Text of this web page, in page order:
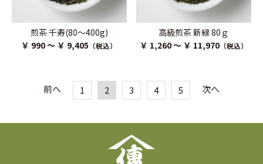
煎茶 千寿(80～400g)
￥ 990 ～ ￥ 9,405 （税込）
高級煎茶 新緑 80ｇ
￥ 1,260 ～ ￥ 11,970 （税込）
前へ 1 2 3 4 5 次へ